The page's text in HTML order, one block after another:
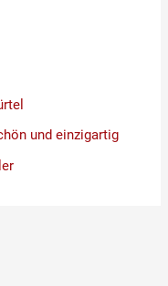
und einzigartig